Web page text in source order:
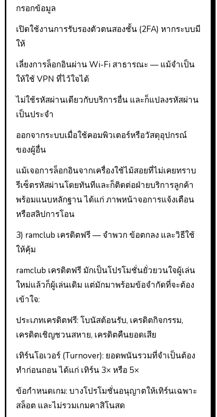
กรอกข้อมูล
เปิดใช้งานการรับรองตัวตนสองชั้น (2FA) หากระบบมี
ให้
เลี่ยงการล็อกอินผ่าน Wi-Fi สาธารณะ — แม้จำเป็น
ให้ใช้ VPN ที่ไว้ใจได้
ไม่ใช้รหัสผ่านเดียวกับบริการอื่น และก็แปลงรหัสผ่าน
เป็นประจำ
ออกจากระบบเมื่อใช้คอมพิวเตอร์หรือวัสดุอุปกรณ์
ของผู้อื่น
แม้เจอการล็อกอินจากเครื่องใช้ไม้สอยที่ไม่เคยทราบ
รีเซ็ตรหัสผ่านโดยทันทีและก็ติดต่อฝ่ายบริการลูกค้า
พร้อมแนบหลักฐาน ได้แก่ ภาพหน้าจอการแจ้งเตือน
หรือสลิปการโอน
3) ramclub เครดิตฟรี — จำพวก ข้อตกลง และวิธีใช้
ให้คุ้ม
ramclub เครดิตฟรี มักเป็นโปรโมชั่นยั่วยวนใจผู้เล่น
ใหม่แล้วก็ผู้เล่นเดิม แต่มักมาพร้อมข้อจำกัดที่จะต้อง
เข้าใจ:
ประเภทเครดิตฟรี: โบนัสต้อนรับ, เครดิตกิจกรรม,
เครดิตเชิญชวนสหาย, เครดิตคืนยอดเสีย
เทิร์นโอเวอร์ (Turnover): ยอดพนันรวมที่จำเป็นต้อง
ทำก่อนถอน ได้แก่ เทิร์น 3× หรือ 5×
ข้อกำหนดเกม: บางโปรโมชั่นอนุญาตให้เทิร์นเฉพาะ
สล็อต และไม่รวมเกมคาสิโนสด